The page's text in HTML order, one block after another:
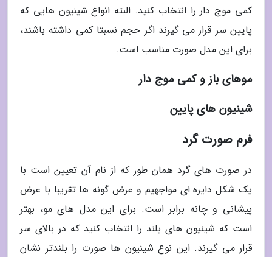
کمی موج دار را انتخاب کنید. البته انواع شینیون هایی که
پایین سر قرار می گیرند اگر حجم نسبتا کمی داشته باشند،
برای این مدل صورت مناسب است.
موهای باز و کمی موج دار
شینیون های پایین
فرم صورت گرد
در صورت های گرد همان طور که از نام آن تعیین است با
یک شکل دایره ای مواجهیم و عرض گونه ها تقریبا با عرض
پیشانی و چانه برابر است. برای این مدل های مو، بهتر
است که شینیون های بلند را انتخاب کنید که در بالای سر
قرار می گیرند. این نوع شینیون ها صورت را بلندتر نشان